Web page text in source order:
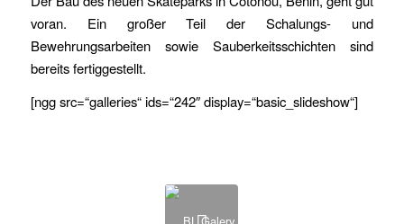
voran. Ein großer Teil der Schalungs- und
Bewehrungsarbeiten sowie Sauberkeitsschichten sind
bereits fertiggestellt.
[ngg src=“galleries“ ids=“242″ display=“basic_slideshow“]